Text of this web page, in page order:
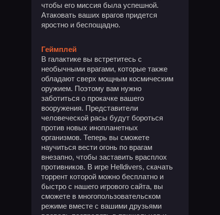
чтобы его миссия была успешной.
Атаковать ваших врагов придется
яростно и беспощадно.
Геймплей
В галактике вы встретитесь с
необычными врагами, которые также
обладают сверх мощным космическим
оружием. Поэтому вам нужно
заботиться о прокачке вашего
вооружения. Представители
человеческой расы будут бороться
против новых инопланетных
организмов. Теперь вы сможете
научиться вести огонь по врагам
внезапно, чтобы заставить врасплох
противников. В игре Helldivers, скачать
торрент которой можно бесплатно и
быстро с нашего игрового сайта, вы
сможете в многопользовательском
режиме вместе с вашими друзьями